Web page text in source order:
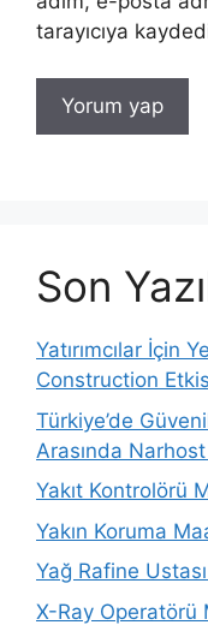
tarayıcıya
Son
Yatırımcılar İçin
Construction
Türkiye’de
Arasında
Yakıt Kontrolörü
Yakın Koruma
Yağ Rafine
X-Ray Operatörü